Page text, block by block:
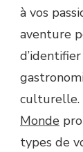
à vos
aventure
culturelle.
Monde
types de